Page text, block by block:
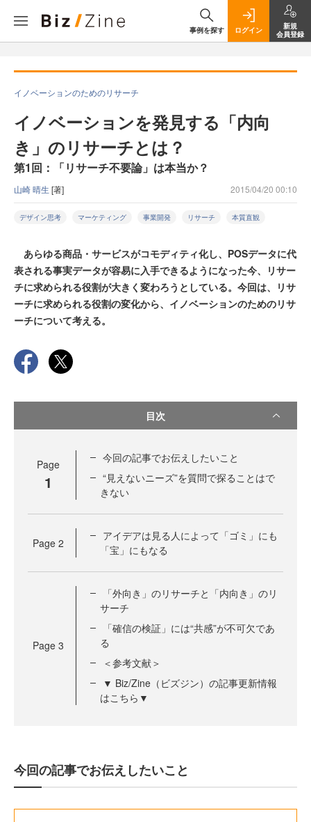
事例を探す ログイン
新規
会員登録
イノベーションのためのリサーチ
イノベーションを発見する「内向
き」のリサーチとは？
第1回：「リサーチ不要論」は本当か？
山崎 晴生 [著] 2015/04/20 00:10
デザイン思考 マーケティング 事業開発 リサーチ 本質直観
あらゆる商品・サービスがコモディティ化し、POSデータに代
表される事実データが容易に入手できるようになった今、リサー
チに求められる役割が大きく変わろうとしている。今回は、リサ
ーチに求められる役割の変化から、イノベーションのためのリサ
ーチについて考える。
目次
Page
1
今回の記事でお伝えしたいこと
“見えないニーズ”を質問で探ることはで
きない
Page 2
アイデアは見る人によって「ゴミ」にも
「宝」にもなる
Page 3
「外向き」のリサーチと「内向き」のリ
サーチ
「確信の検証」には“共感”が不可欠であ
る
＜参考文献＞
▼ Biz/Zine（ビズジン）の記事更新情報
はこちら▼
今回の記事でお伝えしたいこと